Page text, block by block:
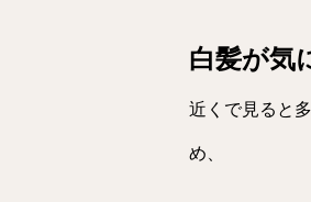
白髪が気
近くで見ると
め、